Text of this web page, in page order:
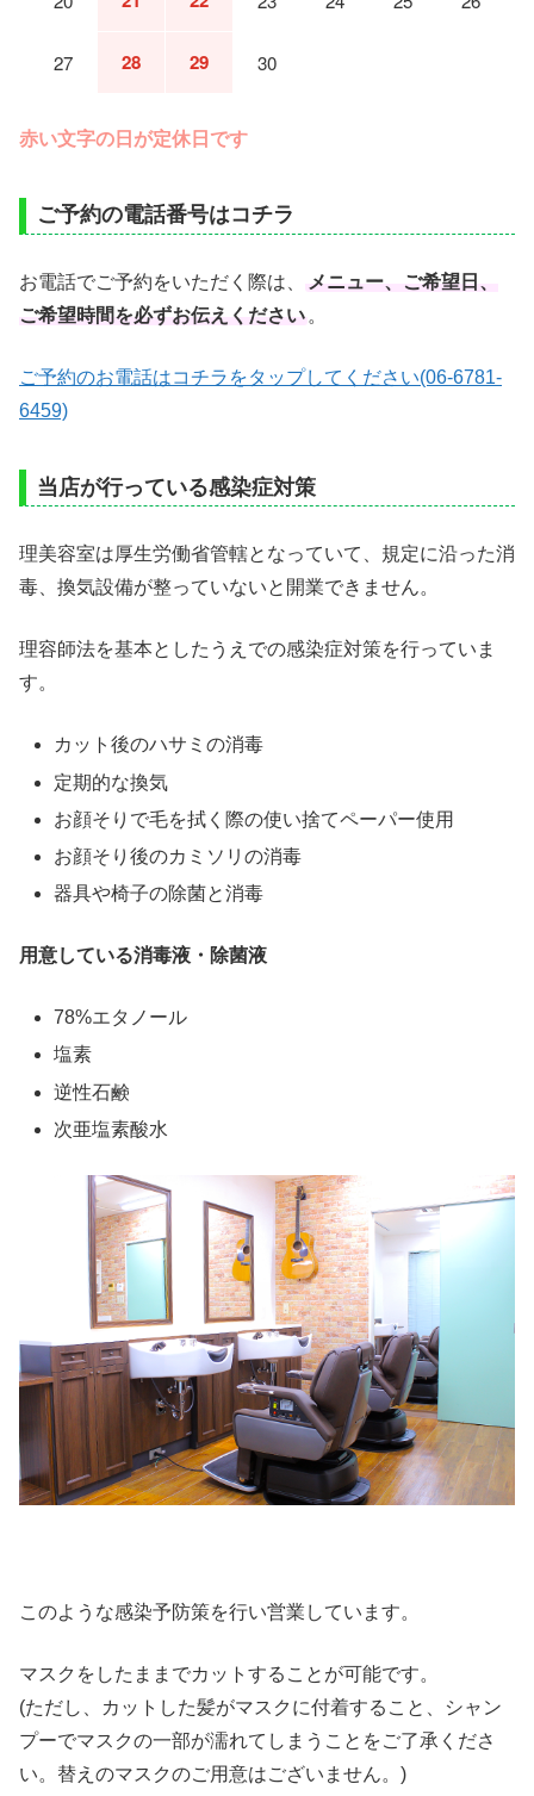
27 28 29 30
赤い文字の日が定休日です
ご予約の電話番号はコチラ
お電話でご予約をいただく際は、
メニュー、ご希望日、
ご希望時間を必ずお伝えください 。
ご予約のお電話はコチラをタップしてください(06-6781-
6459)
当店が行っている感染症対策
理美容室は厚生労働省管轄となっていて、規定に沿った消
毒、換気設備が整っていないと開業できません。
理容師法を基本としたうえでの感染症対策を行っていま
す。
カット後のハサミの消毒
定期的な換気
お顔そりで毛を拭く際の使い捨てペーパー使用
お顔そり後のカミソリの消毒
器具や椅子の除菌と消毒
用意している消毒液・除菌液
78%エタノール
塩素
逆性石鹸
次亜塩素酸水
このような感染予防策を行い営業しています。
マスクをしたままでカットすることが可能です。
(ただし、カットした髪がマスクに付着すること、シャン
プーでマスクの一部が濡れてしまうことをご了承くださ
い。替えのマスクのご用意はございません。)